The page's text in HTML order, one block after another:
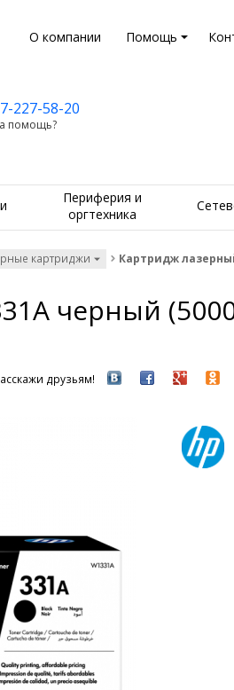
О компании Помощь
227-58-20
помощь?
Периферия и
оргтехника
картриджи Картридж
черный
друзьям!